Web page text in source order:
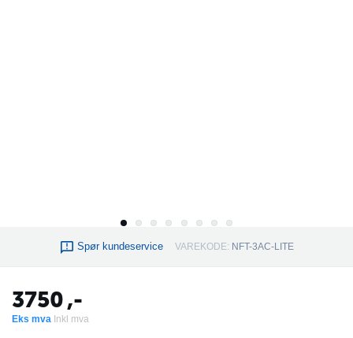
Spør kundeservice VAREKODE: NFT-3AC-LITE
3750,-
Eks mva Inkl mva